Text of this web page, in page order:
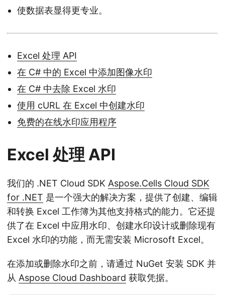
使数据表显得更专业。
Excel 处理 API
在 C# 中的 Excel 中添加图像水印
在 C# 中去除 Excel 水印
使用 cURL 在 Excel 中创建水印
免费的在线水印应用程序
Excel 处理 API
我们的 .NET Cloud SDK Aspose.Cells Cloud SDK
for .NET 是一个强大的解决方案，提供了创建、编辑
和转换 Excel 工作簿为其他支持格式的能力。它还提
供了在 Excel 中应用水印、创建水印设计或删除现有
Excel 水印的功能，而无需安装 Microsoft Excel。
在添加或删除水印之前，请通过 NuGet 安装 SDK 并
从 Aspose Cloud Dashboard 获取凭据。